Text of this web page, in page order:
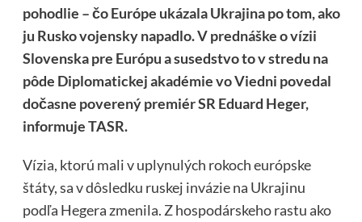
pohodlie – čo Európe ukázala Ukrajina po tom, ako
ju Rusko vojensky napadlo. V prednáške o vízii
Slovenska pre Európu a susedstvo to v stredu na
pôde Diplomatickej akadémie vo Viedni povedal
dočasne poverený premiér SR Eduard Heger,
informuje TASR.
Vízia, ktorú mali v uplynulých rokoch európske
štáty, sa v dôsledku ruskej invázie na Ukrajinu
podľa Hegera zmenila. Z hospodárskeho rastu ako